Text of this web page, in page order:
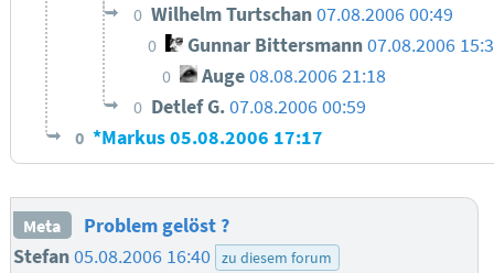
0 Wilhelm Turtschan07.08.2006 00:49
0 Gunnar Bittersmann 07.08.2006
0 Auge08.08.2006 21:18
0 Detlef G.07.08.2006 00:59
0 *Markus05.08.2006 17:17
Meta
Problem gelöst ?
Stefan05.08.2006 16:40 zu diesem forum